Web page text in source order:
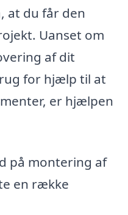
at du får den
Uanset om
af dit
for hjælp til at
er hjælpen
på montering af
en række